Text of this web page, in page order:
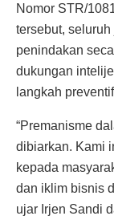
Nomor STR/
tersebut,
penindakan
dukungan
langkah
“Premanisme
dibiarkan. Kami
kepada
dan iklim bisnis
ujar Irjen Sandi